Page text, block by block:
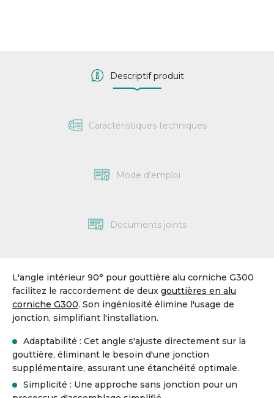
Descriptif produit
Caractéristiques techniques
Mode d'emploi
Documents joints
L'angle intérieur 90° pour gouttière alu corniche G300
facilitez le raccordement de deux gouttières en alu
corniche G300. Son ingéniosité élimine l'usage de
jonction, simplifiant l'installation.
Adaptabilité : Cet angle s'ajuste directement sur la
gouttière, éliminant le besoin d'une jonction
supplémentaire, assurant une étanchéité optimale.
Simplicité : Une approche sans jonction pour un